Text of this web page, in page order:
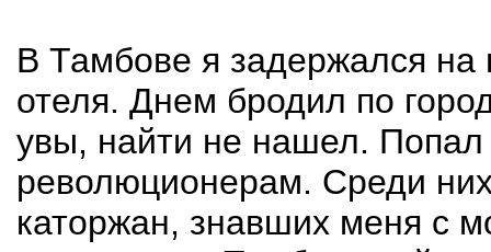
В Тамбове я задержался
отеля. Днем бродил по
увы, найти не нашел.
революционерам. Среди
каторжан, знавших меня с